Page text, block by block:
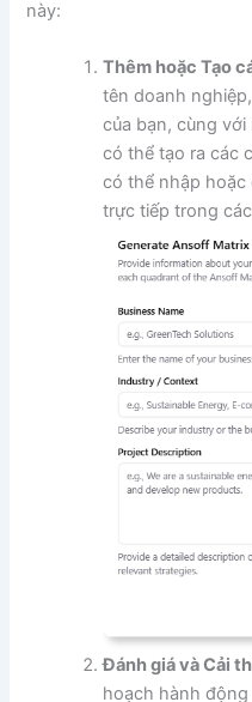
này:
Thêm hoặc Tạo
tên doanh
của bạn, cùng
có thể tạo ra các
có thể nhập hoặc
trực tiếp trong
Đánh giá và Cải
hoạch hành